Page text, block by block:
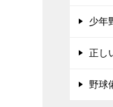
少年
正し
野球